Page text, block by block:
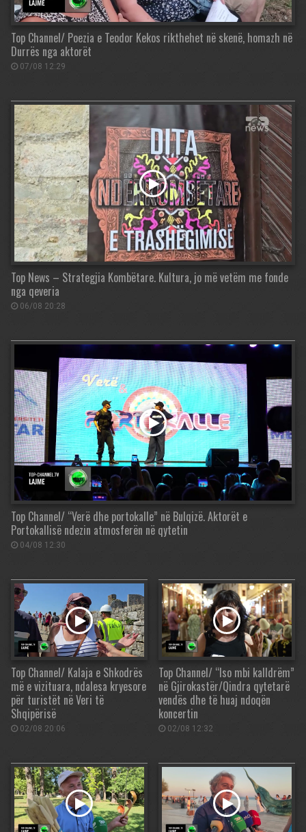
Top Channel/ Poezia e Teodor Kekos rikthehet në skenë, homazh në
Durrës nga aktorët
07/08 12:29
Top News – Strategjia Kombëtare. Kultura, jo më vetëm me fonde
nga qeveria
06/08 20:28
Top Channel/ “Verë dhe portokalle” në Bulqizë. Aktorët e
Portokallisë ndezin atmosferën në qytetin
04/08 12:30
Top Channel/ Kalaja e Shkodrës
më e vizituara, ndalesa kryesore
për turistët në Veri të
Shqipërisë
02/08 20:06
Top Channel/ “Iso mbi kalldrëm”
në Gjirokastër/Qindra qytetarë
vendës dhe të huaj ndoqën
koncertin
02/08 12:32